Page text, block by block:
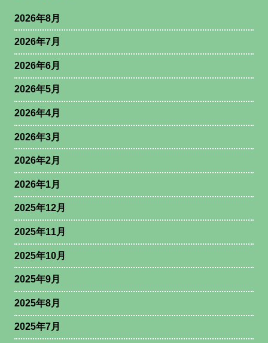
2026年8月
2026年7月
2026年6月
2026年5月
2026年4月
2026年3月
2026年2月
2026年1月
2025年12月
2025年11月
2025年10月
2025年9月
2025年8月
2025年7月